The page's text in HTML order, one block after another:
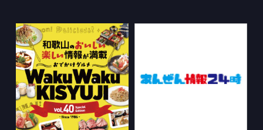
情報を更新しました。
特別番組【8月】の情報を更新しました。
わかやま医療ナビの情報を更新しまし
た。